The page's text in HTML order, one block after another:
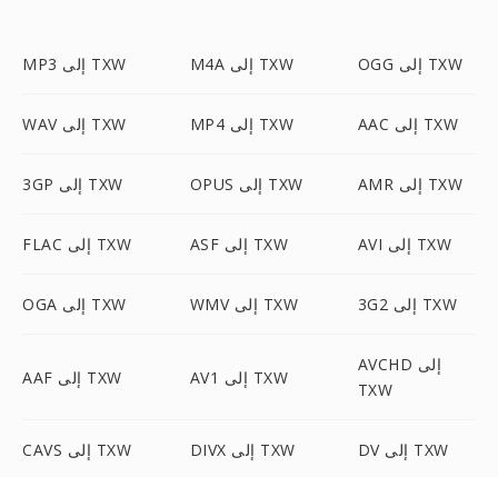
MP3 إلى TXW M4A إلى TXW OGG إلى TXW
WAV إلى TXW MP4 إلى TXW AAC إلى TXW
3GP إلى TXW OPUS إلى TXW AMR إلى TXW
FLAC إلى TXW ASF إلى TXW AVI إلى TXW
OGA إلى TXW WMV إلى TXW 3G2 إلى TXW
AAF إلى TXW AV1 إلى TXW
AVCHD إلى
TXW
CAVS إلى TXW DIVX إلى TXW DV إلى TXW